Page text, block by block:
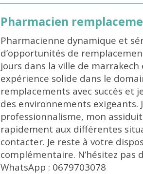
Pharmacien
Pharmacienne dynamique et
d’opportunités de
jours dans la ville de marrakech
expérience solide dans le
remplacements avec succès et
des environnements exigeants.
professionnalisme, mon
rapidement aux différentes
contacter. Je reste à votre
complémentaire. N’hésitez
WhatsApp : 0679703078